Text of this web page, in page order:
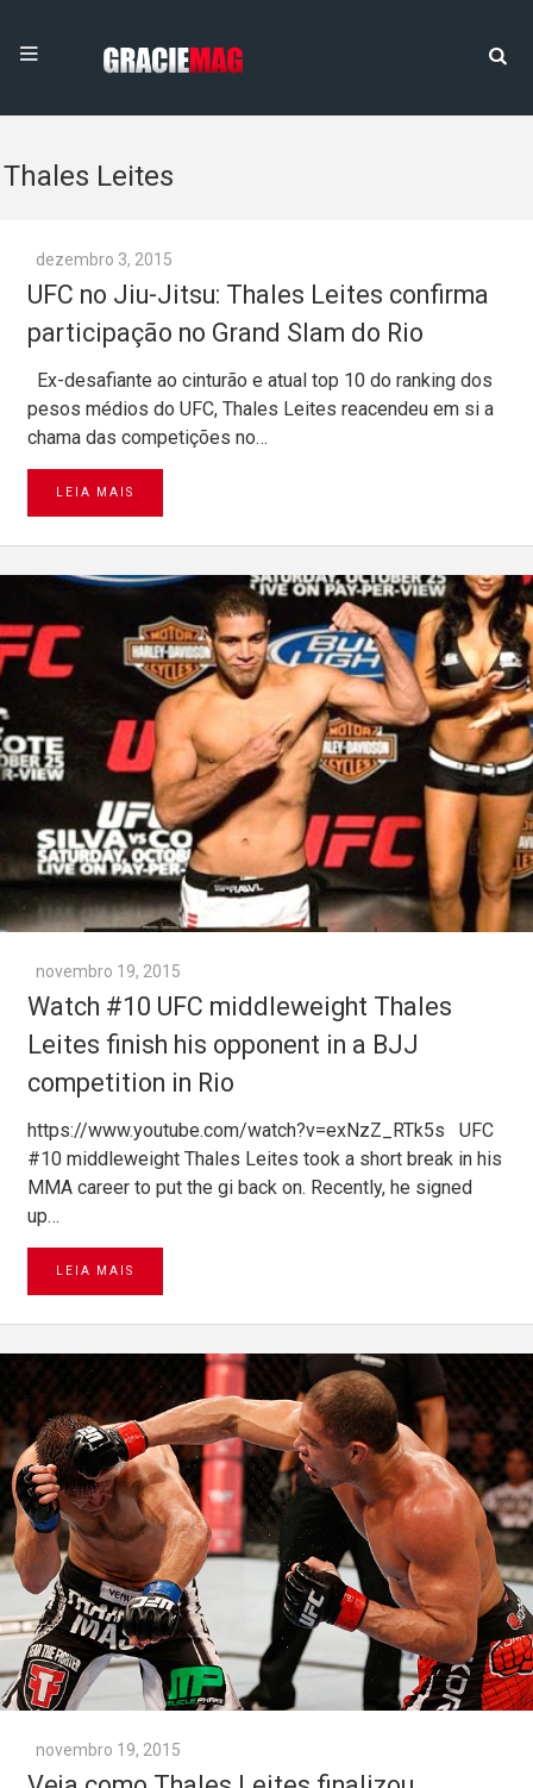
Thales Leites
dezembro 3, 2015
UFC no Jiu-Jitsu: Thales Leites confirma
participação no Grand Slam do Rio
Ex-desafiante ao cinturão e atual top 10 do ranking dos
pesos médios do UFC, Thales Leites reacendeu em si a
chama das competições no…
LEIA MAIS
novembro 19, 2015
Watch #10 UFC middleweight Thales
Leites finish his opponent in a BJJ
competition in Rio
https://www.youtube.com/watch?v=exNzZ_RTk5s UFC
#10 middleweight Thales Leites took a short break in his
MMA career to put the gi back on. Recently, he signed
up…
LEIA MAIS
novembro 19, 2015